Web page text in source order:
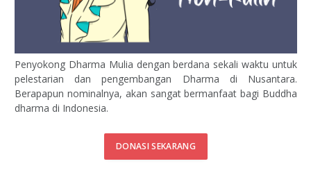
Penyokong Dharma Mulia dengan berdana sekali waktu untuk
pelestarian dan pengembangan Dharma di Nusantara.
Berapapun nominalnya, akan sangat bermanfaat bagi Buddha
dharma di Indonesia.
DONASI SEKARANG